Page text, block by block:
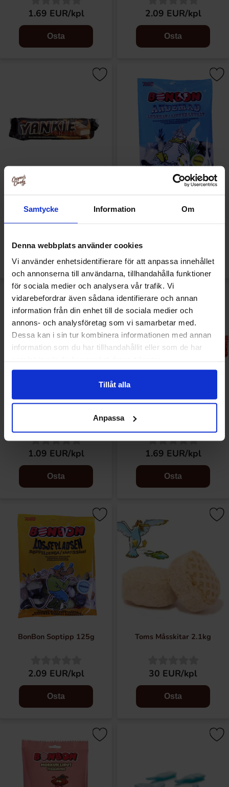
Samtycke Information Om
Denna webbplats använder cookies
Vi använder enhetsidentifierare för att anpassa innehållet
och annonserna till användarna, tillhandahålla funktioner
för sociala medier och analysera vår trafik. Vi
vidarebefordrar även sådana identifierare och annan
information från din enhet till de sociala medier och
annons- och analysföretag som vi samarbetar med.
Dessa kan i sin tur kombinera informationen med annan
information som du har tillhandahållit eller som de har
Tillåt alla
Anpassa
1.69 EUR/kpl
Osta
2.09 EUR/kpl
Osta
Toms Stora Mintgroda 28g
1.09 EUR/kpl
Osta
Toms Yankie Bar Mandel 50g
1.69 EUR/kpl
Osta
BonBon Soptipp 125g
2.09 EUR/kpl
Osta
Toms Måsskitar 2.1kg
30 EUR/kpl
Osta